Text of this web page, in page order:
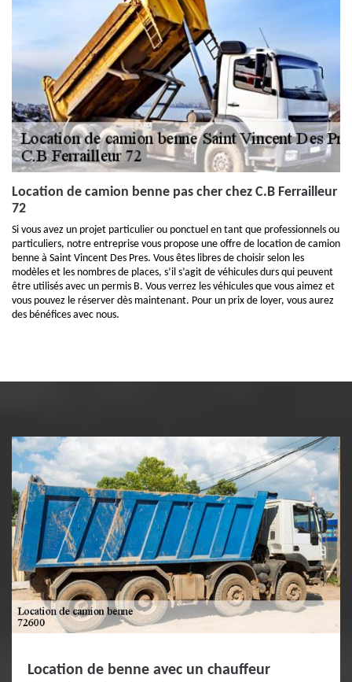
Location de camion benne pas cher chez C.B Ferrailleur
72
Si vous avez un projet particulier ou ponctuel en tant que professionnels ou
particuliers, notre entreprise vous propose une offre de location de camion
benne à Saint Vincent Des Pres. Vous êtes libres de choisir selon les
modèles et les nombres de places, s’il s’agit de véhicules durs qui peuvent
être utilisés avec un permis B. Vous verrez les véhicules que vous aimez et
vous pouvez le réserver dès maintenant. Pour un prix de loyer, vous aurez
des bénéfices avec nous.
Location de benne avec un chauffeur